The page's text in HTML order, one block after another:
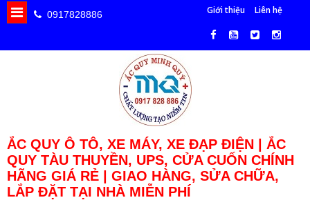
0917828886 Giới thiệu Liên hệ
ẮC QUY Ô TÔ, XE MÁY, XE ĐẠP ĐIỆN | ẮC
QUY TÀU THUYỀN, UPS, CỬA CUỐN CHÍNH
HÃNG GIÁ RẺ | GIAO HÀNG, SỬA CHỮA,
LẮP ĐẶT TẠI NHÀ MIỄN PHÍ